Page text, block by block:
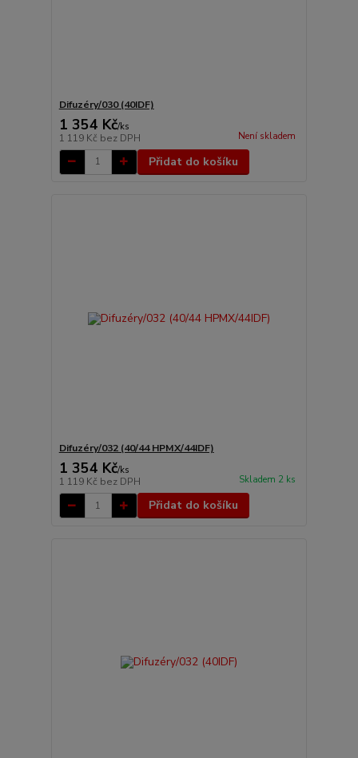
Difuzéry/030 (40IDF)
1 354 Kč/ks
1 119 Kč bez DPH Není skladem
Přidat do košíku
Difuzéry/032 (40/44 HPMX/44IDF)
1 354 Kč/ks
1 119 Kč bez DPH Skladem 2 ks
Přidat do košíku